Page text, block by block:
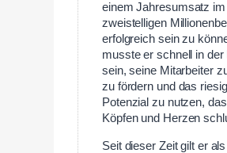
einem Jahresumsatz im
zweistelligen
erfolgreich sein zu
musste er schnell in der
sein, seine Mitarbeiter
zu fördern und das
Potenzial zu nutzen,
Köpfen und Herzen
Seit dieser Zeit gilt er